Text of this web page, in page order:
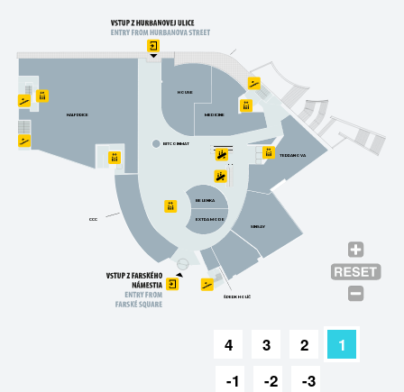
ŠPERK HOLÍČ
HALFPRICE
CCC
SINSAY
TERRANOVA
BE LENKA
EXTRA MODE
MEDICINE
HOUSE
BITCOINMAT
4 3 2
1
-1
-2 -3